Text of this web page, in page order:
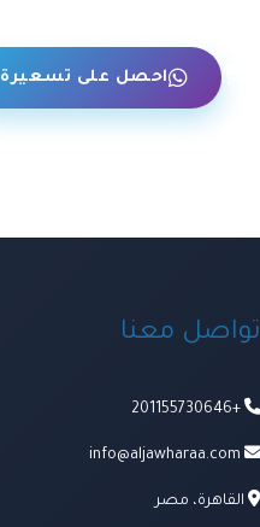
احصل على تسعيرة
تواصل معنا
+201155730646
info@aljawharaa.com
القاهرة، مصر